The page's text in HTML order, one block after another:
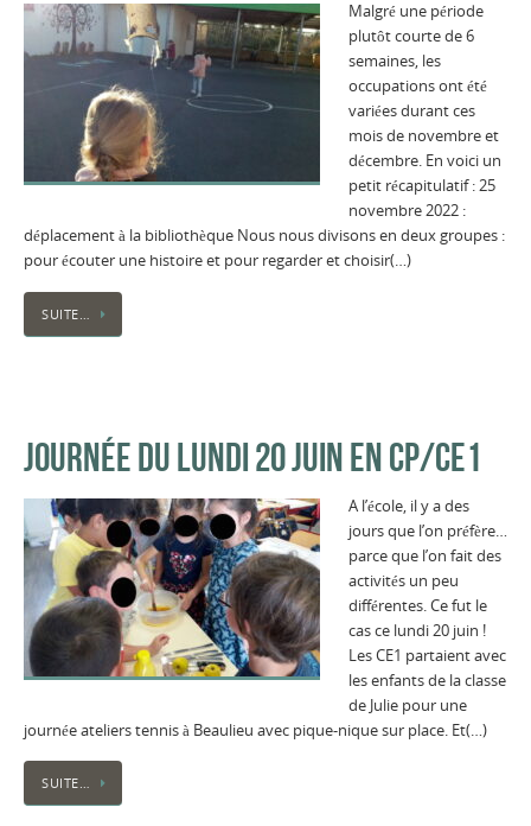
Malgré une période
plutôt courte de 6
semaines, les
occupations ont été
variées durant ces
mois de novembre et
décembre. En voici un
petit récapitulatif : 25
novembre 2022 :
déplacement à la bibliothèque Nous nous divisons en deux groupes :
pour écouter une histoire et pour regarder et choisir(…)
SUITE…
JOURNÉE DU LUNDI 20 JUIN EN CP/CE1
A l’école, il y a des
jours que l’on préfère…
parce que l’on fait des
activités un peu
différentes. Ce fut le
cas ce lundi 20 juin !
Les CE1 partaient avec
les enfants de la classe
de Julie pour une
journée ateliers tennis à Beaulieu avec pique-nique sur place. Et(…)
SUITE…